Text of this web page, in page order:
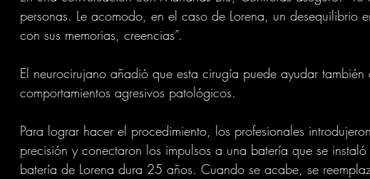
personas. Le acomodo, en el caso de Lorena, un desequilibrio
con sus memorias, creencias”.
El neurocirujano añadió que esta cirugía puede ayudar también
comportamientos agresivos patológicos.
Para lograr hacer el procedimiento, los profesionales
precisión y conectaron los impulsos a una batería que se
batería de Lorena dura 25 años. Cuando se acabe, se